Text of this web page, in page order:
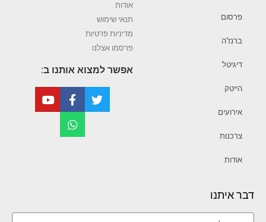
פרסום
ברנז’ה
דיגיטל
הייטק
אירועים
צרכנות
אודות
אודות
תנאי שימוש
מדיניות פרטיות
פרסמו אצלנו
אפשר למצוא אותנו ב:
דבר איתנו